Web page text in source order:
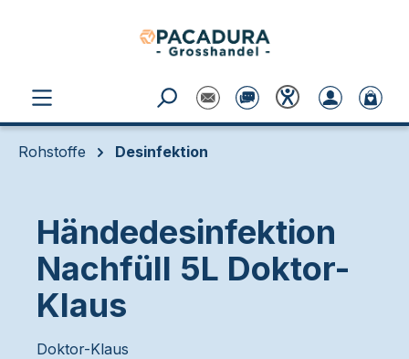
Rohstoffe Desinfektion
Händedesinfektion
Nachfüll 5L Doktor-
Klaus
Doktor-Klaus